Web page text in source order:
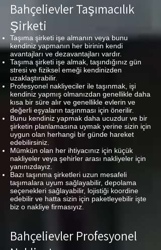
Bahçelievler Taşımacılık
Şirketi
Taşıma şirketi işe almanın veya bunu
kendiniz yapmanın her birinin kendi
avantajları ve dezavantajları vardır.
Taşıma şirketi işe almak, taşındığınız gün
stresi ve fiziksel emeği kendinizden
uzaklaştırabilir.
Profesyonel nakliyeciler ile taşınmak, işi
kendiniz yapmış olmanızdan genellikle daha
kısa bir süre alır ve genellikle evlerin ve
değerli eşyaların taşınması için önerilir.
Bunu kendiniz yapmak daha ucuzdur ve bir
şirketin planlamasına uymak yerine sizin için
uygun olan herhangi bir günde hareket
edebilirsiniz.
Mümkün olan her ihtiyacınız için küçük
nakliyeler veya şehirler arası nakliyeler için
yanınızdayız.
Bazı taşınma şirketleri uzun mesafeli
taşımalara uyum sağlayabilir, depolama
seçenekleri sağlayabilir, lojistiği koordine
edebilir ve hatta sizin için paketleyebilir işte
biz o nakliye firmasıyız.
Bahçelievler Profesyonel